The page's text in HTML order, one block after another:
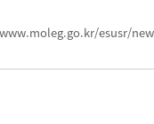
esusr/